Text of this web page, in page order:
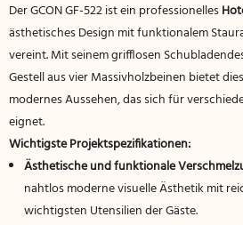
Der GCON GF-522 ist ein professionelles
ästhetisches Design mit funktionalem
vereint. Mit seinem grifflosen
Gestell aus vier Massivholzbeinen bietet
modernes Aussehen, das sich für
eignet.
Wichtigste Projektspezifikationen:
Ästhetische und funktionale
nahtlos moderne visuelle Ästhetik mit
wichtigsten Utensilien der Gäste.